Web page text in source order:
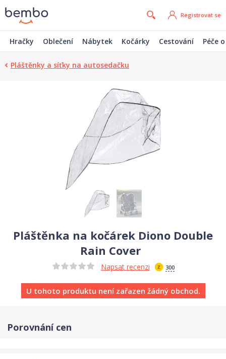
Registrovat se
Hračky Oblečení Nábytek Kočárky Cestování Péče
Pláštěnky a síťky na autosedačku
Pláštěnka na kočárek Diono Double
Rain Cover
Napsat recenzi 300
U tohoto produktu není zařazen žádný obchod.
Porovnání cen